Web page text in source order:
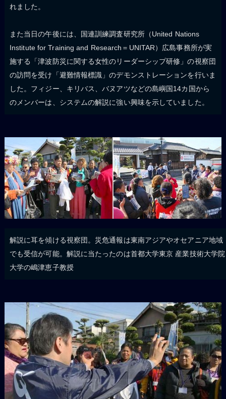
れました。
また当日の午後には、国連訓練調査研究所（United Nations
Institute for Training and Research＝UNITAR）広島事務所が実
施する「津波防災に関する女性のリーダーシップ研修」の視察団
の訪問を受け「避難情報標識」のデモンストレーションを行いま
した。フィジー、キリバス、バヌアツなどの島嶼国14カ国から
のメンバーは、システムの解説に強い興味を示していました。
解説に耳を傾ける視察団。災危通報は東南アジアやオセアニア地域
でも受信が可能。解説に当たったのは首都大学東京 産業技術大学院
大学の嶋津恵子教授